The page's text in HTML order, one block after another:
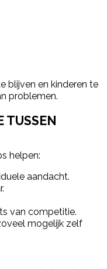
blijven en kinderen te
problemen.
TUSSEN
helpen:
aandacht.
van competitie.
mogelijk zelf